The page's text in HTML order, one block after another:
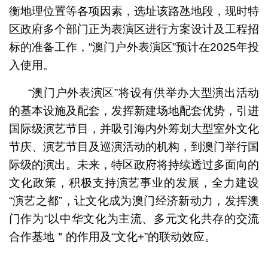
衡地理位置等各项因素，选址该路氹地段，现时特
区政府多个部门正为表演区进行方案设计及工程招
标的准备工作，“澳门户外表演区”预计在2025年投
入使用。
“澳门户外表演区”将设有供举办大型演出活动
的基本设施及配套，发挥新建场地配套优势，引进
国际级演艺节目，并吸引海内外筹划大型室外文化
节庆、演艺节目及巡演活动的机构，到澳门举行国
际级的演出。未来，特区政府将持续透过多面向的
文化政策，积极支持演艺事业的发展，全力建设
“演艺之都”，让文化成为澳门经济新动力，发挥澳
门作为“以中华文化为主流、多元文化共存的交流
合作基地＂的作用及“文化+”的联动效应。